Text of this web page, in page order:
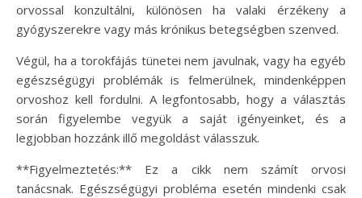
orvossal konzultálni, különösen ha valaki érzékeny a
gyógyszerekre vagy más krónikus betegségben szenved.
Végül, ha a torokfájás tünetei nem javulnak, vagy ha egyéb
egészségügyi problémák is felmerülnek, mindenképpen
orvoshoz kell fordulni. A legfontosabb, hogy a választás
során figyelembe vegyük a saját igényeinket, és a
legjobban hozzánk illő megoldást válasszuk.
**Figyelmeztetés:** Ez a cikk nem számít orvosi
tanácsnak. Egészségügyi probléma esetén mindenki csak